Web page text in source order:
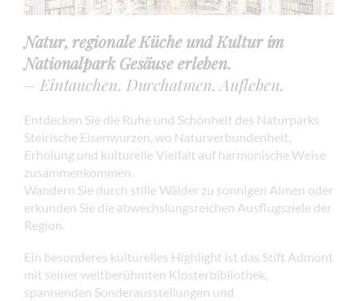
Natur, regionale Küche und Kultur im
Nationalpark Gesäuse erleben.
– Eintauchen. Durchatmen. Aufleben.
Entdecken Sie die Ruhe und Schönheit des Naturparks
Steirische Eisenwurzen, wo Naturverbundenheit,
Erholung und kulturelle Vielfalt auf harmonische Weise
zusammenkommen.
Wandern Sie durch stille Wälder zu sonnigen Almen oder
erkunden Sie die abwechslungsreichen Ausflugsziele der
Region.
Ein besonderes kulturelles Highlight ist das Stift Admont
mit seiner weltberühmten Klosterbibliothek,
spannenden Sonderausstellungen und